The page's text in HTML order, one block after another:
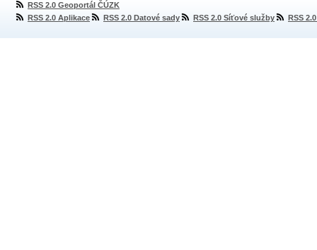
RSS 2.0 Geoportál ČÚZK
RSS 2.0 Aplikace
RSS 2.0 Datové sady RSS 2.0 Síťové služby RSS